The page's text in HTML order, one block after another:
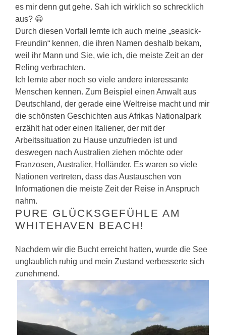
es mir denn gut gehe. Sah ich wirklich so schrecklich
aus? 😀
Durch diesen Vorfall lernte ich auch meine „seasick-
Freundin“ kennen, die ihren Namen deshalb bekam,
weil ihr Mann und Sie, wie ich, die meiste Zeit an der
Reling verbrachten.
Ich lernte aber noch so viele andere interessante
Menschen kennen. Zum Beispiel einen Anwalt aus
Deutschland, der gerade eine Weltreise macht und mir
die schönsten Geschichten aus Afrikas Nationalpark
erzählt hat oder einen Italiener, der mit der
Arbeitssituation zu Hause unzufrieden ist und
deswegen nach Australien ziehen möchte oder
Franzosen, Australier, Holländer. Es waren so viele
Nationen vertreten, dass das Austauschen von
Informationen die meiste Zeit der Reise in Anspruch
nahm.
PURE GLÜCKSGEFÜHLE AM
WHITEHAVEN BEACH!
Nachdem wir die Bucht erreicht hatten, wurde die See
unglaublich ruhig und mein Zustand verbesserte sich
zunehmend.